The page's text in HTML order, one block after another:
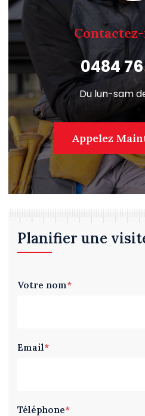
0484
Du lun-sam
Appelez
Planifier une
Votre nom*
Email*
Téléphone*